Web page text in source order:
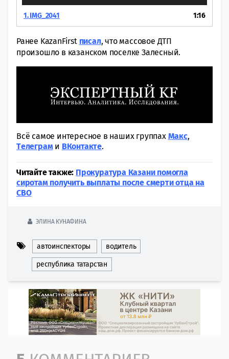
1.IMG_2041 1:16
Ранее KazanFirst писал, что массовое ДТП
произошло в казанском поселке Залесный.
Всё самое интересное в наших группах Макс,
Tелеграми ВКонтакте.
Читайте также: Прокуратура Казани помогла
сиротам получить выплаты после смерти отца на
СВО
ЭЛИНА КУНАФИНА
автоинспекторы водитель
республика татарстан